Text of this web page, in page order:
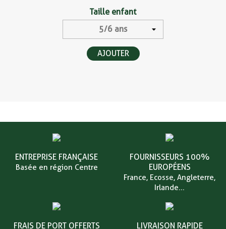
Taille enfant
AJOUTER
ENTREPRISE FRANÇAISE
Basée en région Centre
FOURNISSEURS 100%
EUROPÉENS
France, Ecosse, Angleterre,
Irlande...
FRAIS DE PORT OFFERTS LIVRAISON RAPIDE